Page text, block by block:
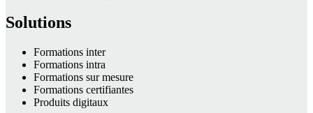
Solutions
Formations inter
Formations intra
Formations sur mesure
Formations certifiantes
Produits digitaux